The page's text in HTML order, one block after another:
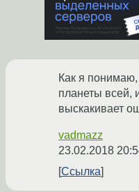
Как я понимаю,
планеты всей,
выскакивает
vadmazz
23.02.2018
Ссылка